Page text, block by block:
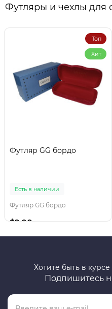
Футляры и чехлы для
Топ
Хит
Футляр GG бордо
Есть в наличии
Футляр GG бордо
$2.00
Хотите быть в
Подпишитесь